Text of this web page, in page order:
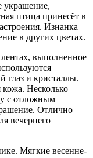
украшение,
птица принесёт в
Изнанка
в других цветах.
выполненное
глаз и кристаллы.
Несколько
с отложным
Отлично
вечернего
Мягкие весенне-